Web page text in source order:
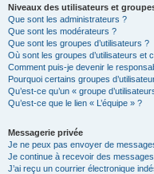
Niveaux des utilisateurs et
Que sont les administrateurs ?
Que sont les modérateurs ?
Que sont les groupes d’utilisateurs ?
Où sont les groupes d’utilisateurs et
Comment puis-je devenir le
Pourquoi certains groupes
Qu’est-ce qu’un « groupe
Qu’est-ce que le lien « L’équipe » ?
Messagerie privée
Je ne peux pas envoyer de
Je continue à recevoir des
J’ai reçu un courrier électronique